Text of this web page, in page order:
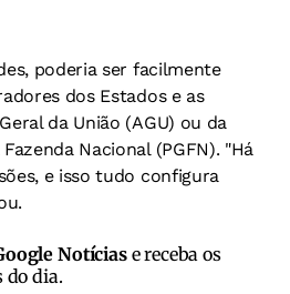
poderia ser facilmente
dos Estados e as
da União (AGU) ou da
Nacional (PGFN). "Há
e isso tudo configura
Notíciase receba os
do dia.